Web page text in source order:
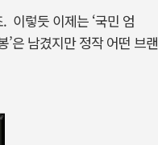
이렇듯 이제는 ‘국민 엄
’은 남겼지만 정작 어떤 브랜